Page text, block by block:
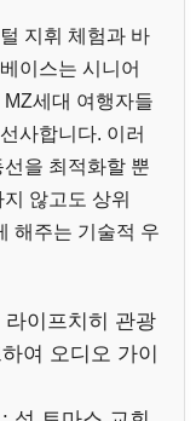
지휘 체험과 바
이스는 시니어
세대 여행자들
사합니다. 이러
을 최적화할 뿐
않고도 상위
해주는 기술적 우
이프치히 관광
여 오디오 가이